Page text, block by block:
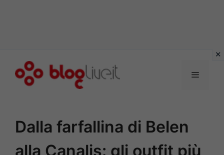
Menu
Dalla farfallina di Belen
alla Canalis: gli outfit più